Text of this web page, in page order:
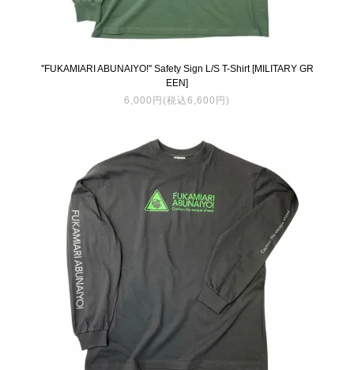
''FUKAMIARI ABUNAIYO!'' Safety Sign L/S T-Shirt [MILITARY GR
EEN]
6,000円(税込6,600円)